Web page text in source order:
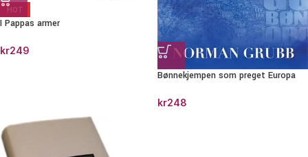
HOT
I Pappas armer
kr249
Bønnekjempen som preget Europa
kr248